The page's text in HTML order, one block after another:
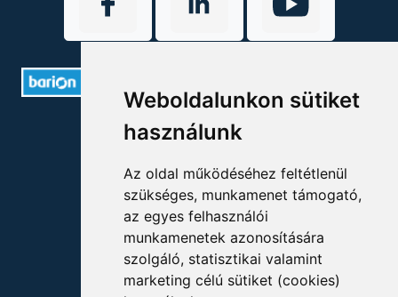
Weboldalunkon sütiket
használunk
Az oldal működéséhez feltétlenül
szükséges, munkamenet támogató,
az egyes felhasználói
munkamenetek azonosítására
szolgáló, statisztikai valamint
marketing célú sütiket (cookies)
ELÉRHETŐSÉGEK
+36 1 880 7600
info@mprx.hu